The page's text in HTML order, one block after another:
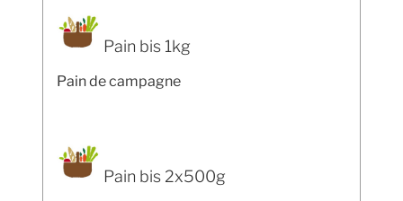
Pain bis 1kg
Pain de campagne
Pain bis 2x500g